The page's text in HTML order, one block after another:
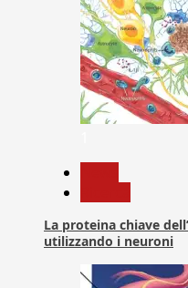
La proteina chiave
utilizzando i neuroni